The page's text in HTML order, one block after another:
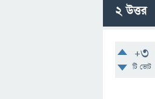
2উত্তর
+3
টি ভোট